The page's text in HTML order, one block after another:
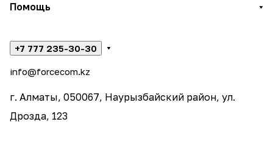
Помощь
+7 777 235-30-30
info@forcecom.kz
г. Алматы, 050067, Наурызбайский район, ул.
Дрозда, 123